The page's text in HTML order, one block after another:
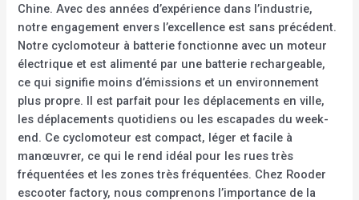
Chine. Avec des années d’expérience dans l’industrie,
notre engagement envers l’excellence est sans précédent.
Notre cyclomoteur à batterie fonctionne avec un moteur
électrique et est alimenté par une batterie rechargeable,
ce qui signifie moins d’émissions et un environnement
plus propre. Il est parfait pour les déplacements en ville,
les déplacements quotidiens ou les escapades du week-
end. Ce cyclomoteur est compact, léger et facile à
manœuvrer, ce qui le rend idéal pour les rues très
fréquentées et les zones très fréquentées. Chez Rooder
escooter factory, nous comprenons l’importance de la